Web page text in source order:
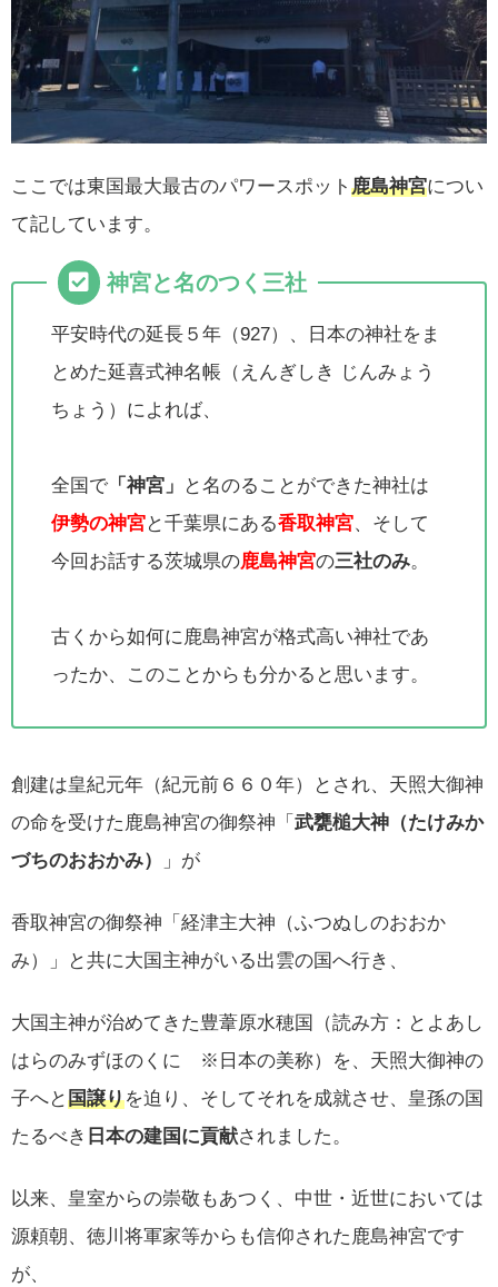
ここでは東国最大最古のパワースポット 鹿島神宮につい
て記しています。
神宮と名のつく三社
平安時代の延長５年（927）、日本の神社をま
とめた延喜式神名帳（えんぎしき じんみょう
ちょう）によれば、
全国で 「神宮」
と名のることができた神社は
伊勢の神宮と千葉県にある香取神宮、そして
今回お話する茨城県の鹿島神宮の三社のみ。
古くから如何に鹿島神宮が格式高い神社であ
ったか、このことからも分かると思います。
創建は皇紀元年（紀元前６６０年）とされ、天照大御神
の命を受けた鹿島神宮の御祭神「 武甕槌大神（たけみか
づちのおおかみ）
」が
香取神宮の御祭神「経津主大神（ふつぬしのおおか
み）」と共に大国主神がいる出雲の国へ行き、
大国主神が治めてきた豊葦原水穂国（読み方：とよあし
はらのみずほのくに ※日本の美称）を、天照大御神の
子へと国譲りを迫り、そしてそれを成就させ、皇孫の国
たるべき 日本の建国に貢献されました。
以来、皇室からの崇敬もあつく、中世・近世においては
源頼朝、徳川将軍家等からも信仰された鹿島神宮です
が、